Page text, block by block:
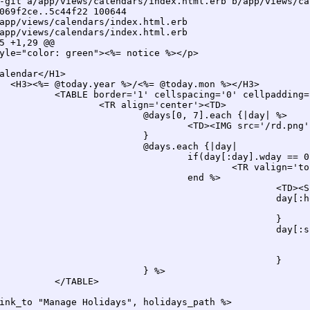
100644
views/calendars/index.html.erb
views/calendars/index.html.erb
+1,29 @@
green"><%= notice %></p>
H1>
"Manage Holidays", holidays_path %>